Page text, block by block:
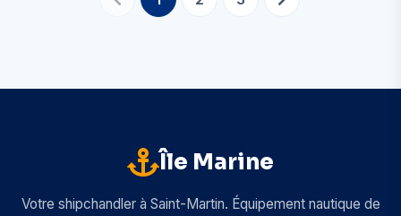
Île Marine
Votre shipchandler à Saint-Martin. Équipement nautique de